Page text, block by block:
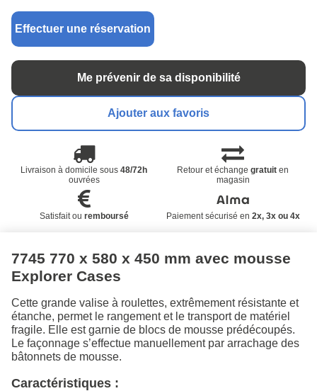
Effectuer une réservation
Me prévenir de sa disponibilité
Ajouter aux favoris
Livraison à domicile sous48/72h
ouvrées
Retour et échangegratuit en
magasin
Satisfait ou remboursé Paiement sécurisé en 2x, 3x ou 4x
7745 770 x 580 x 450 mm avec mousse
Explorer Cases
Cette grande valise à roulettes, extrêmement résistante et
étanche, permet le rangement et le transport de matériel
fragile. Elle est garnie de blocs de mousse prédécoupés.
Le façonnage s’effectue manuellement par arrachage des
bâtonnets de mousse.
Caractéristiques :